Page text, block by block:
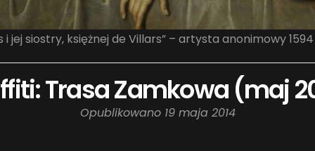
jej siostry, księżnej de Villars” – artysta anonimowy 1594
Trasa Zamkowa (maj
Opublikowano 19 maja 2014